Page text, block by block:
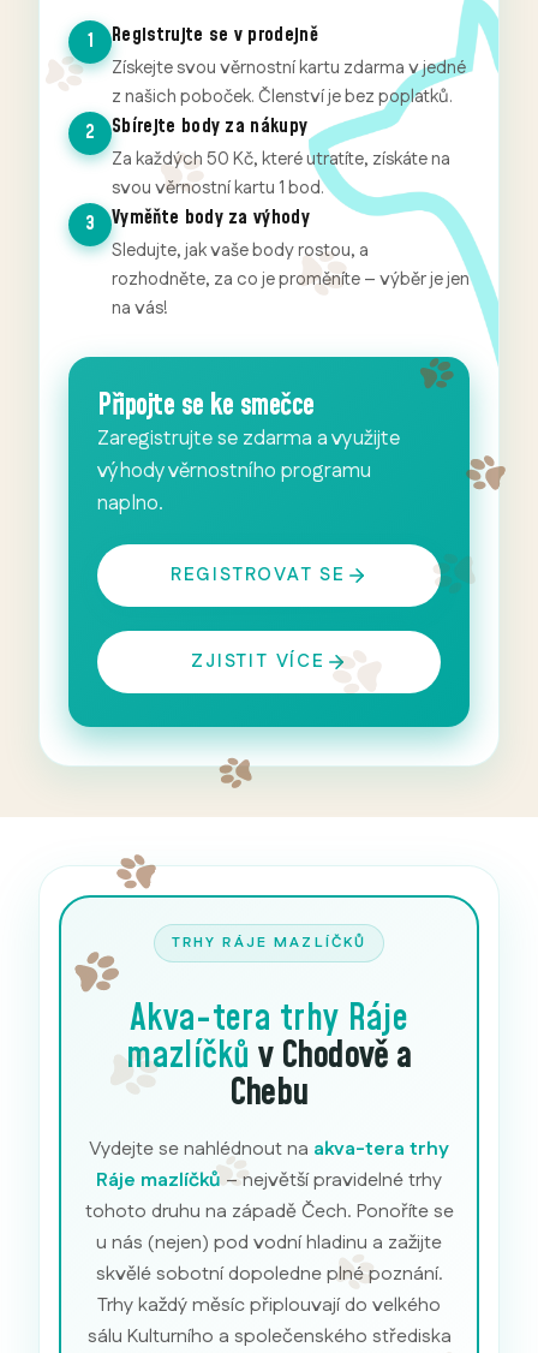
1 Registrujte se v prodejně
Získejte svou věrnostní kartu zdarma v jedné
z našich poboček. Členství je bez poplatků.
2
Sbírejte body za nákupy
Za každých 50 Kč, které utratíte, získáte na
svou věrnostní kartu 1 bod.
3
Vyměňte body za výhody
Sledujte, jak vaše body rostou, a
rozhodněte, za co je proměníte – výběr je jen
na vás!
Připojte se ke smečce
Zaregistrujte se zdarma a využijte
výhody věrnostního programu
naplno.
REGISTROVAT SE
ZJISTIT VÍCE
TRHY RÁJE MAZLÍČKŮ
Akva-tera trhy Ráje
mazlíčků v Chodově a
Chebu
Vydejte se nahlédnout na akva-tera trhy
Ráje mazlíčků– největší pravidelné trhy
tohoto druhu na západě Čech. Ponoříte se
u nás (nejen) pod vodní hladinu a zažijte
skvělé sobotní dopoledne plné poznání.
Trhy každý měsíc připlouvají do velkého
sálu Kulturního a společenského střediska